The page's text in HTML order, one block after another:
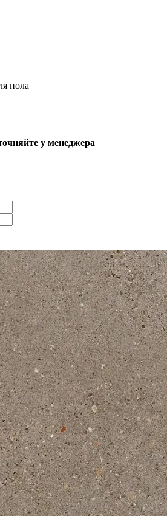
пола
у менеджера